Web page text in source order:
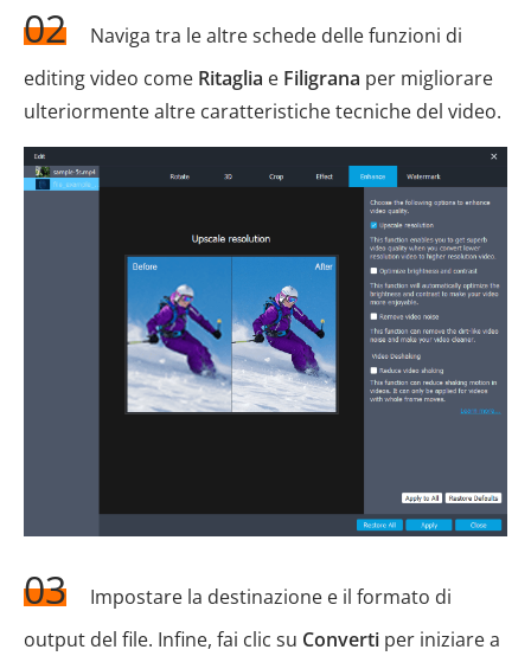
02
Naviga tra le altre schede delle funzioni di
editing video come Ritaglia e Filigrana per migliorare
ulteriormente altre caratteristiche tecniche del video.
03
Impostare la destinazione e il formato di
output del file. Infine, fai clic su Converti per iniziare a